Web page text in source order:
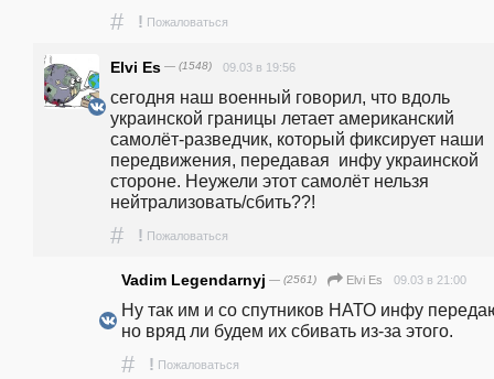
# ! Пожаловаться
Elvi Es — (1548) 09.03 в 19:56
сегодня наш военный говорил, что вдоль
украинской границы летает американский
самолёт-разведчик, который фиксирует наши
передвижения, передавая  инфу украинской
стороне. Неужели этот самолёт нельзя
нейтрализовать/сбить??!
# ! Пожаловаться
Vadim Legendarnyj — (2561) Elvi Es 09.03 в 21:00
Ну так им и со спутников НАТО инфу
но вряд ли будем их сбивать из-за этого.
# ! Пожаловаться